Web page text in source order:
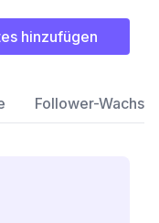
hinzufügen
Follower-